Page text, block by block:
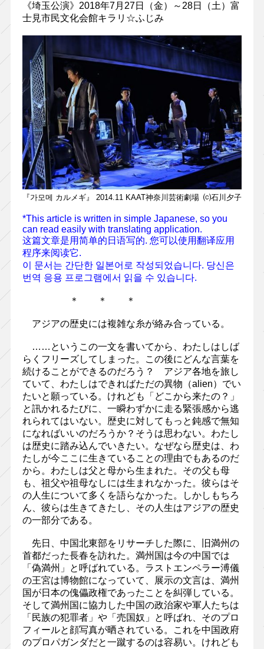
《埼玉公演》2018年7月27日（金）～28日（土）富
士見市民文化会館キラリ☆ふじみ
『가모메 カルメギ』 2014.11 KAAT神奈川芸術劇場 ⒞石川夕子
*This article is written in simple Japanese, so you
can read easily with translating application.
这篇文章是用简单的日语写的. 您可以使用翻译应用
程序来阅读它.
이 문서는 간단한 일본어로 작성되었습니다. 당신은
번역 응용 프로그램에서 읽을 수 있습니다.
＊ ＊ ＊
アジアの歴史には複雑な糸が絡み合っている。
……というこの一文を書いてから、わたしはしば
らくフリーズしてしまった。この後にどんな言葉を
続けることができるのだろう？ アジア各地を旅し
ていて、わたしはできればただの異物（alien）でい
たいと願っている。けれども「どこから来たの？」
と訊かれるたびに、一瞬わずかに走る緊張感から逃
れられてはいない。歴史に対してもっと鈍感で無知
になればいいのだろうか？そうは思わない。わたし
は歴史に踏み込んでいきたい。なぜなら歴史は、わ
たしが今ここに生きていることの理由でもあるのだ
から。わたしは父と母から生まれた。その父も母
も、祖父や祖母なしには生まれなかった。彼らはそ
の人生について多くを語らなかった。しかしもちろ
ん、彼らは生きてきたし、その人生はアジアの歴史
の一部分である。
先日、中国北東部をリサーチした際に、旧満州の
首都だった長春を訪れた。満州国は今の中国では
「偽満州」と呼ばれている。ラストエンペラー溥儀
の王宮は博物館になっていて、展示の文言は、満州
国が日本の傀儡政権であったことを糾弾している。
そして満州国に協力した中国の政治家や軍人たちは
「民族の犯罪者」や「売国奴」と呼ばれ、そのプロ
フィールと顔写真が晒されている。これを中国政府
のプロパガンダだと一蹴するのは容易い。けれども